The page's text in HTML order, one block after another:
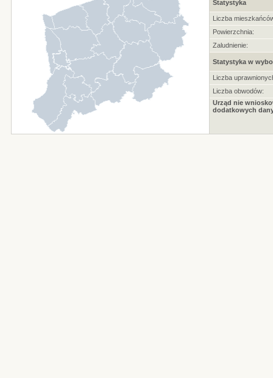
Statystyka
Liczba
Powierzchnia:
Zaludnienie:
Statystyka w
Liczba
Liczba obwodów:
Urząd nie
dodatkowych